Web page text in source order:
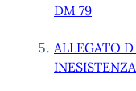
DM 79
ALLEGATO